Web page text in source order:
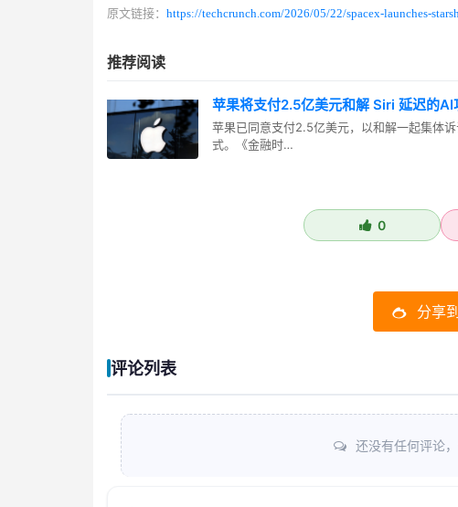
原文链接： https://techcrunch.com/2026/05/22/spacex-launches-
推荐阅读
苹果将支付2.5亿美元和解 Siri 延迟的AI
苹果已同意支付2.5亿美元，以和解一起集体
式。《金融时…
0
分享
评论列表
还没有任何评论